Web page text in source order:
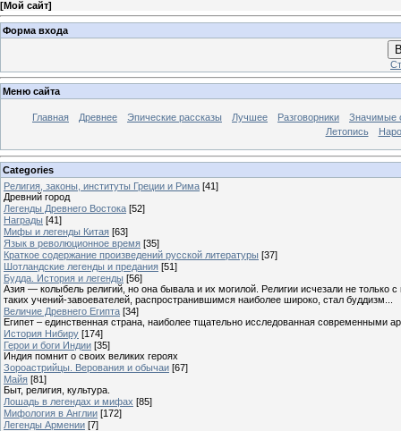
[Мой сайт]
Форма входа
Меню сайта
Главная Древнее Эпические рассказы Лучшее Разговорники
Значимые
Летопись
Categories
Религия, законы, институты Греции и Рима [41]
Древний город
Легенды Древнего Востока [52]
Награды [41]
Мифы и легенды Китая [63]
Язык в революционное время [35]
Краткое содержание произведений русской литературы [37]
Шотландские легенды и предания [51]
Будда. История и легенды [56]
Азия — колыбель религий, но она бывала и их могилой. Религии исчезали не
таких учений-завоевателей, распространившимся наиболее широко, стал буддизм...
Величие Древнего Египта [34]
Египет – единственная страна, наиболее тщательно исследованная современными
История Нибиру [174]
Герои и боги Индии [35]
Индия помнит о своих великих героях
Зороастрийцы. Верования и обычаи [67]
Майя [81]
Быт, религия, культура.
Лошадь в легендах и мифах [85]
Мифология в Англии [172]
Легенды Армении [7]